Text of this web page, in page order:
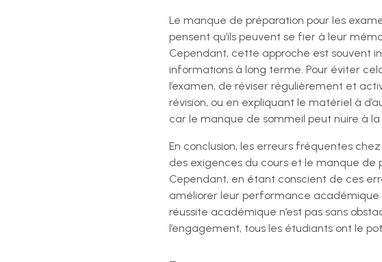
Le manque de préparation pour les
pensent qu’ils peuvent se fier à leur
Cependant, cette approche est souvent
informations à long terme. Pour éviter
l’examen, de réviser régulièrement et
révision, ou en expliquant le matériel à
car le manque de sommeil peut nuire à
En conclusion, les erreurs fréquentes
des exigences du cours et le manque
Cependant, en étant conscient de ces
améliorer leur performance académique
réussite académique n’est pas sans
l’engagement, tous les étudiants ont le